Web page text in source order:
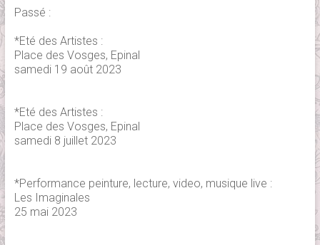
Passé :
*Eté des Artistes :
Place des Vosges, Epinal
samedi 19 août 2023
*Eté des Artistes :
Place des Vosges, Epinal
samedi 8 juillet 2023
*Performance peinture, lecture, video, musique live :
Les Imaginales
25 mai 2023